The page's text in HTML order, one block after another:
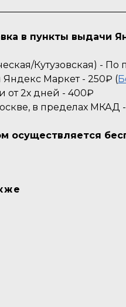
в пункты выдачи
Кутузовская) -
Яндекс Маркет - 250₽ (
от 2х дней - 400₽
в пределах МКАД
осуществляется